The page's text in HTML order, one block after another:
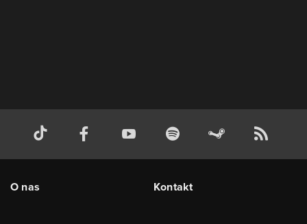
O nas Kontakt